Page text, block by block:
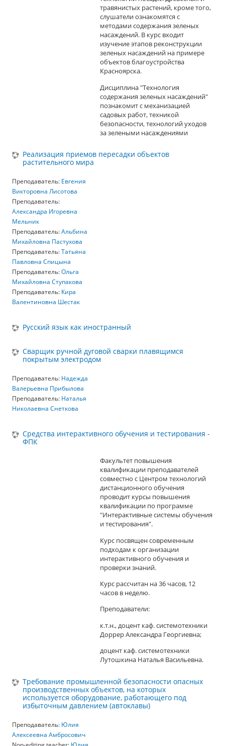
травянистых растений, кроме того,
слушатели ознакомятся с
методами содержания зеленых
насаждений. В курс входит
изучение этапов реконструкции
зеленых насаждений на примере
объектов благоустройства
Красноярска.
Дисциплина "Технология
содержания зеленых насаждений"
познакомит с механизацией
садовых работ, техникой
безопасности, технологий уходов
за зелеными насаждениями
Реализация приемов пересадки объектов
растительного мира
Преподаватель: Евгения
Викторовна Лисотова
Преподаватель:
Александра Игоревна
Мельник
Преподаватель:Альбина
Михайловна Пастухова
Преподаватель:Татьяна
Павловна Спицына
Преподаватель:Ольга
Михайловна Ступакова
Преподаватель: Кира
Валентиновна Шестак
Русский язык как иностранный
Сварщик ручной дуговой сварки плавящимся
покрытым электродом
Преподаватель: Надежда
Валерьевна Прибылова
Преподаватель: Наталья
Николаевна Снеткова
Средства интерактивного обучения и тестирования -
ФПК
Факультет повышения
квалификации преподавателей
совместно с Центром технологий
дистанционного обучения
проводит курсы повышения
квалификации по программе
"Интерактивные системы обучения
и тестирования".
Курс посвящен современным
подходам к организации
интерактивного обучения и
проверки знаний.
Курс рассчитан на 36 часов, 12
часов в неделю.
Преподаватели:
к.т.н., доцент каф. системотехники
Доррер Александра Георгиевна;
доцент каф. системотехники
Лутошкина Наталья Васильевна.
Требование промышленной безопасности опасных
производственных объектов, на которых
используется оборудование, работающего под
избыточным давлением (автоклавы)
Преподаватель: Юлия
Алексеевна Амбросович